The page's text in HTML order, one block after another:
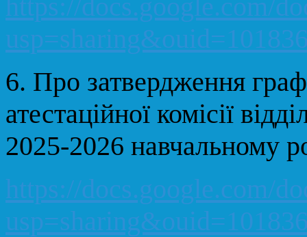
https://docs.google.com/
6. Про затвердження
атестаційної комісії
2025-2026 навчальному
https://docs.google.com/